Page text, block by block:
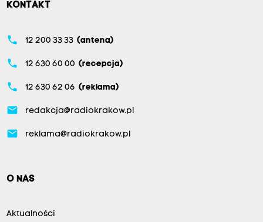
KONTAKT
phone 12 200 33 33 (antena)
phone 12 630 60 00 (recepcja)
phone 12 630 62 06 (reklama)
email redakcja@radiokrakow.pl
email reklama@radiokrakow.pl
O NAS
Aktualności